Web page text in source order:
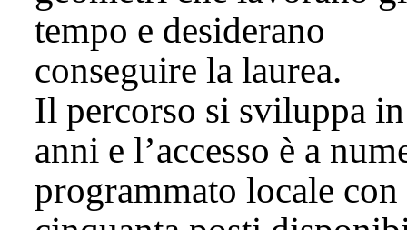
tempo e desiderano
conseguire la laurea.
Il percorso si sviluppa
anni e l’accesso è a
programmato locale con